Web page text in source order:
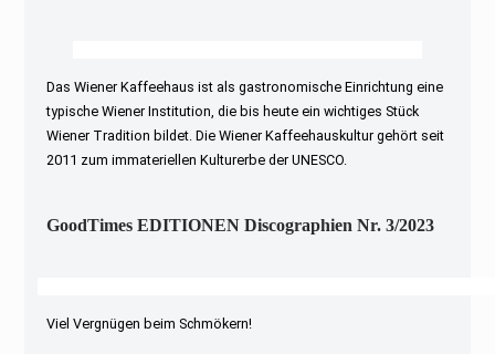
Das Wiener Kaffeehaus ist als gastronomische Einrichtung eine
typische Wiener Institution, die bis heute ein wichtiges Stück
Wiener Tradition bildet. Die Wiener Kaffeehauskultur gehört seit
2011 zum immateriellen Kulturerbe der UNESCO.
GoodTimes EDITIONEN Discographien Nr. 3/2023
Viel Vergnügen beim Schmökern!